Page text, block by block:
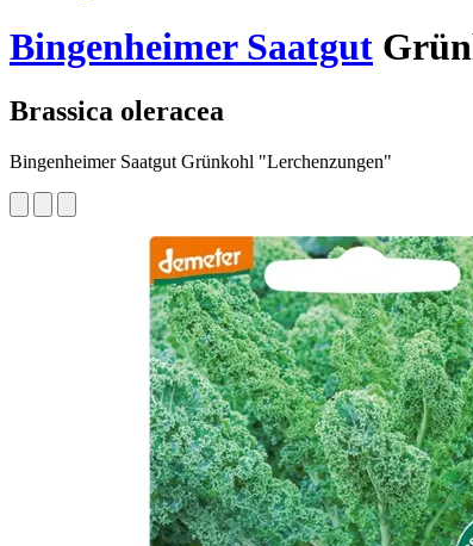
Bingenheimer Saatgut
Brassica oleracea
Bingenheimer Saatgut Grünkohl "Lerchenzungen"